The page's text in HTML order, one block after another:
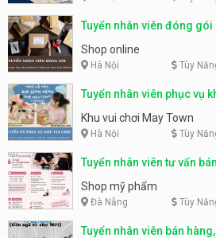
Tuyển nhân viên đóng
Shop online
Hà Nội Tùy
Tuyển nhân viên phục vụ
động
Khu vui chơi May Town
Hà Nội Tùy
Tuyển nhân viên tư vấn
Shop mỹ phẩm
Đà Nẵng Tùy
Tuyển nhân viên bán